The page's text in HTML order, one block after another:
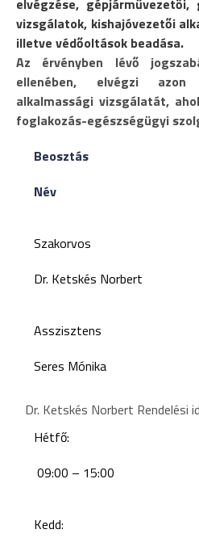
elvégzése, gépjárművezetői,
vizsgálatok, kishajóvezetői
illetve védőoltások beadása.
Az érvényben lévő
ellenében, elvégzi azon
alkalmassági vizsgálatát,
foglakozás-egészségügyi
Beosztás
Név
Szakorvos
Dr. Ketskés Norbert
Asszisztens
Seres Mónika
Dr. Ketskés Norbert Rendelési
Hétfő:
09:00 – 15:00
Kedd: